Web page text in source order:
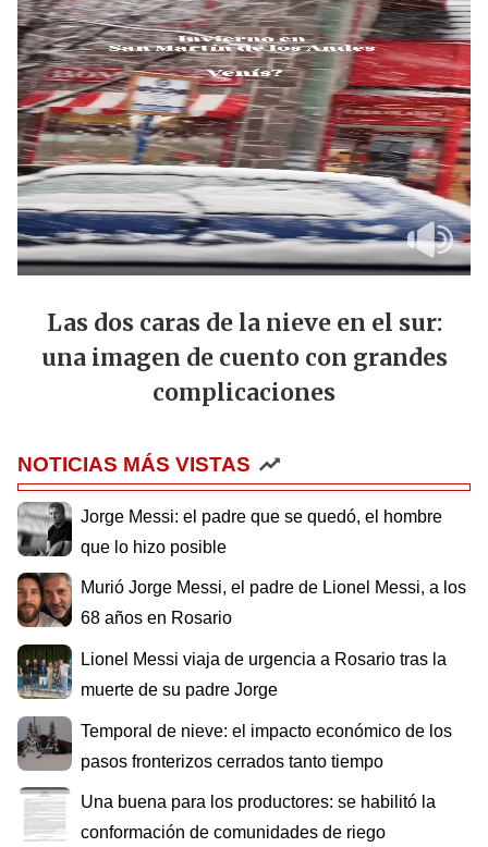
Las dos caras de la nieve en el sur:
una imagen de cuento con grandes
complicaciones
NOTICIAS MÁS VISTAS
Jorge Messi: el padre que se quedó, el hombre
que lo hizo posible
Murió Jorge Messi, el padre de Lionel Messi, a los
68 años en Rosario
Lionel Messi viaja de urgencia a Rosario tras la
muerte de su padre Jorge
Temporal de nieve: el impacto económico de los
pasos fronterizos cerrados tanto tiempo
Una buena para los productores: se habilitó la
conformación de comunidades de riego